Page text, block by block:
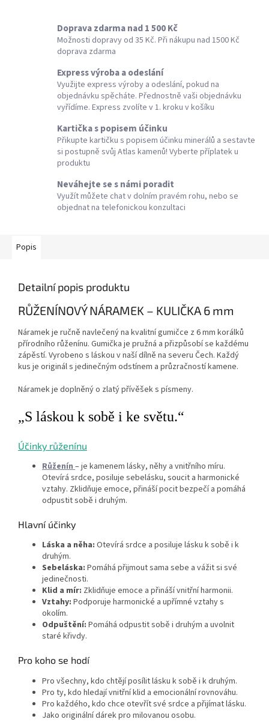
Doprava zdarma nad 1 500 Kč
Možnosti dopravy od 35 Kč. Při nákupu nad 1500 Kč
doprava zdarma
Express výroba a odeslání
Využijte express výroby a odeslání, pokud na
objednávku spěcháte. Přednostně vaši objednávku
vyřídíme. Express zvolíte v 1. kroku v košíku
Kartička s popisem účinku
Přikupte kartičku s popisem účinku minerálů a sestavte
si postupně svůj Atlas kamenů! Vyberte příplatek u
produktu
Neváhejte se s námi poradit
Využít můžete chat v dolním pravém rohu, nebo se
objednat na telefonickou konzultaci
Popis
Detailní popis produktu
RŮŽENÍNOVÝ NÁRAMEK – KULIČKA 6 mm
Náramek je ručně navlečený na kvalitní gumičce z 6 mm korálků
přírodního růženínu. Gumička je pružná a přizpůsobí se každému
zápěstí. Vyrobeno s láskou v naší dílně na severu Čech. Každý
kus je originál s jedinečným odstínem a průzračností kamene.
Náramek je doplněný o zlatý přívěšek s písmeny.
„S láskou k sobě i ke světu.“
Účinky růženínu
Růženín– je kamenem lásky, něhy a vnitřního míru.
Otevírá srdce, posiluje sebelásku, soucit a harmonické
vztahy. Zklidňuje emoce, přináší pocit bezpečí a pomáhá
odpustit sobě i druhým.
Hlavní účinky
Láska a něha: Otevírá srdce a posiluje lásku k sobě i k
druhým.
Sebeláska: Pomáhá přijmout sama sebe a vážit si své
jedinečnosti.
Klid a mír: Zklidňuje emoce a přináší vnitřní harmonii.
Vztahy: Podporuje harmonické a upřímné vztahy s
okolím.
Odpuštění: Pomáhá odpustit sobě i druhým a uvolnit
staré křivdy.
Pro koho se hodí
Pro všechny, kdo chtějí posílit lásku k sobě i k druhým.
Pro ty, kdo hledají vnitřní klid a emocionální rovnováhu.
Pro každého, kdo chce otevřít své srdce a přijímat lásku.
Jako originální dárek pro milovanou osobu.